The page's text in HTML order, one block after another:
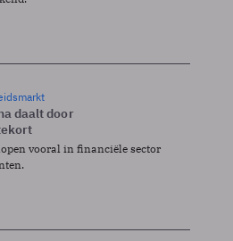
daalt door
vooral in financiële sector